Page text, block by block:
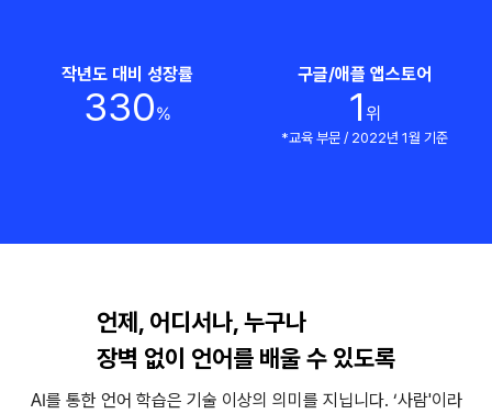
작년도 대비 성장률
330%
구글/애플 앱스토어
1 위
*교육 부문 / 2022년 1월 기준
언제, 어디서나, 누구나
장벽 없이 언어를 배울 수 있도록
AI를 통한 언어 학습은 기술 이상의 의미를 지닙니다. ‘사람'이라